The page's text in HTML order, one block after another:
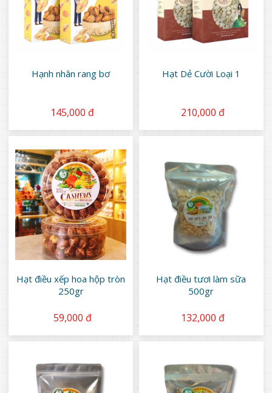
Hạnh nhân rang bơ
145,000 đ
Hạt Dẻ Cười Loại 1
210,000 đ
Hạt điều xếp hoa hộp tròn
250gr
59,000 đ
Hạt điều tươi làm sữa
500gr
132,000 đ